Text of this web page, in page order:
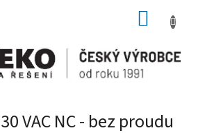
VAC NC - bez proudu